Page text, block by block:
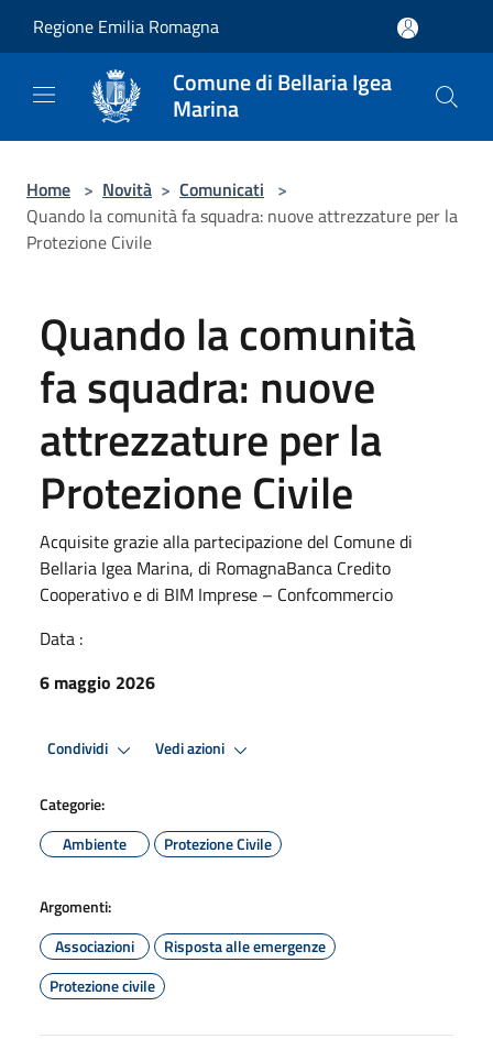
Regione Emilia Romagna
Comune di Bellaria Igea
Marina
Home > Novità > Comunicati >
Quando la comunità fa squadra: nuove attrezzature per la
Protezione Civile
Quando la comunità
fa squadra: nuove
attrezzature per la
Protezione Civile
Acquisite grazie alla partecipazione del Comune di
Bellaria Igea Marina, di RomagnaBanca Credito
Cooperativo e di BIM Imprese – Confcommercio
Data :
6 maggio 2026
Condividi Vedi azioni
Categorie:
Ambiente
Protezione Civile
Argomenti:
Associazioni
Risposta alle emergenze
Protezione civile